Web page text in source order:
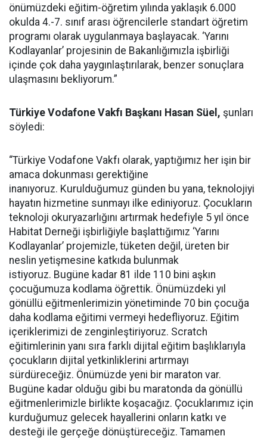
önümüzdeki eğitim-öğretim yılında yaklaşık 6.000
okulda 4.-7. sınıf arası öğrencilerle standart öğretim
programı olarak uygulanmaya başlayacak. ‘Yarını
Kodlayanlar’ projesinin de Bakanlığımızla işbirliği
içinde çok daha yaygınlaştırılarak, benzer sonuçlara
ulaşmasını bekliyorum.”
Türkiye Vodafone Vakfı Başkanı Hasan Süel, şunları
söyledi:
“Türkiye Vodafone Vakfı olarak, yaptığımız her işin bir
amaca dokunması gerektiğine
inanıyoruz. Kurulduğumuz günden bu yana, teknolojiyi
hayatın hizmetine sunmayı ilke ediniyoruz. Çocukların
teknoloji okuryazarlığını artırmak hedefiyle 5 yıl önce
Habitat Derneği işbirliğiyle başlattığımız ‘Yarını
Kodlayanlar’ projemizle, tüketen değil, üreten bir
neslin yetişmesine katkıda bulunmak
istiyoruz. Bugüne kadar 81 ilde 110 bini aşkın
çocuğumuza kodlama öğrettik. Önümüzdeki yıl
gönüllü eğitmenlerimizin yönetiminde 70 bin çocuğa
daha kodlama eğitimi vermeyi hedefliyoruz. Eğitim
içeriklerimizi de zenginleştiriyoruz. Scratch
eğitimlerinin yanı sıra farklı dijital eğitim başlıklarıyla
çocukların dijital yetkinliklerini artırmayı
sürdüreceğiz. Önümüzde yeni bir maraton var.
Bugüne kadar olduğu gibi bu maratonda da gönüllü
eğitmenlerimizle birlikte koşacağız. Çocuklarımız için
kurduğumuz gelecek hayallerini onların katkı ve
desteği ile gerçeğe dönüştüreceğiz. Tamamen